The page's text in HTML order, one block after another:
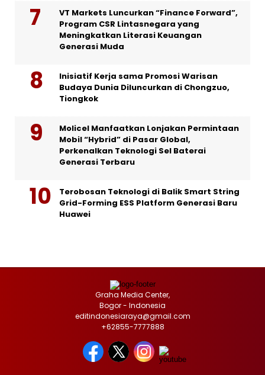
VT Markets Luncurkan “Finance Forward”,
Program CSR Lintasnegara yang
Meningkatkan Literasi Keuangan
Generasi Muda
Inisiatif Kerja sama Promosi Warisan
Budaya Dunia Diluncurkan di Chongzuo,
Tiongkok
Molicel Manfaatkan Lonjakan Permintaan
Mobil “Hybrid” di Pasar Global,
Perkenalkan Teknologi Sel Baterai
Generasi Terbaru
Terobosan Teknologi di Balik Smart String
Grid-Forming ESS Platform Generasi Baru
Huawei
Graha Media Center,
Bogor - Indonesia
editindonesiaraya@gmail.com
+62855-7777888